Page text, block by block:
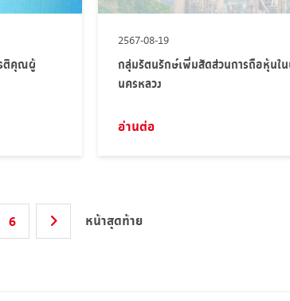
ติคุณผู้
2567-08-19
กลุ่มรัตนรักษ์เพิ่มสัดส่วนการถือหุ้นใ
นครหลวง
อ่านต่อ
6 หน้าสุดท้าย